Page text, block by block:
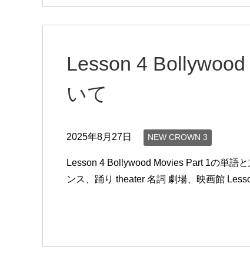
Lesson 4
いて
2025年8月27日 NEW CROWN 3
Lesson 4 Bollywood Movies Part 1の単語
ンス、踊り theater 名詞 劇場、映画館